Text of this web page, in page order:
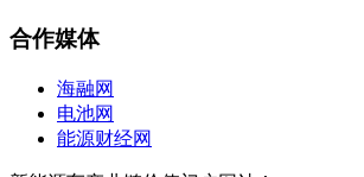
合作媒体
海融网
电池网
能源财经网